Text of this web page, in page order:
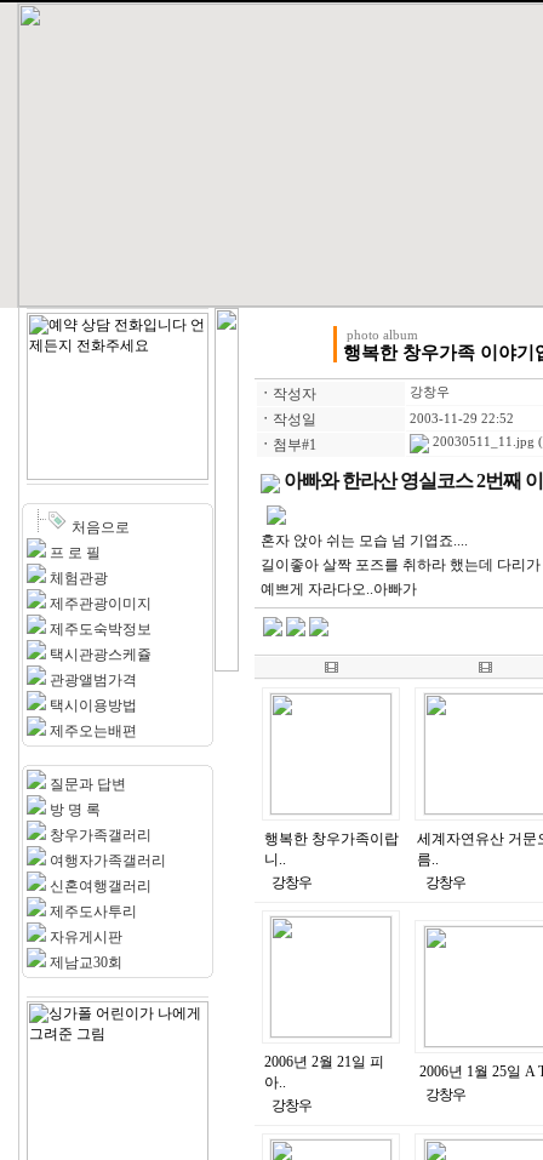
처음으로
프 로 필
체험관광
제주관광이미지
제주도숙박정보
택시관광스케쥴
관광앨범가격
택시이용방법
제주오는배편
질문과 답변
방 명 록
창우가족갤러리
여행자가족갤러리
신혼여행갤러리
제주도사투리
자유게시판
제남교30회
photo album
행복한 창우가족 이야기
ㆍ 작성자 강창우
ㆍ 작성일 2003-11-29 22:52
ㆍ 첨부#1 20030511_11.jpg
아빠와 한라산 영실코스 2번째
혼자 앉아 쉬는 모습 넘 기엽죠....
길이좋아 살짝 포즈를 취하라 했는데 다리
예쁘게 자라다오..아빠가
행복한 창우가족이랍
니..
강창우
세계자연유산 거문
름..
강창우
2006년 2월 21일 피
아..
강창우
2006년 1월 25일 A
강창우